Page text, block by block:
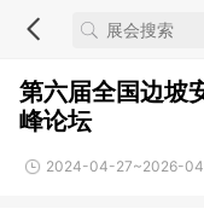
第六届全国边坡
峰论坛
2024-04-27~2026-